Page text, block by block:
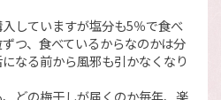
していますが塩分も5％で食べ
つ、食べているからなのかは分
なる前から風邪も引かなくなり